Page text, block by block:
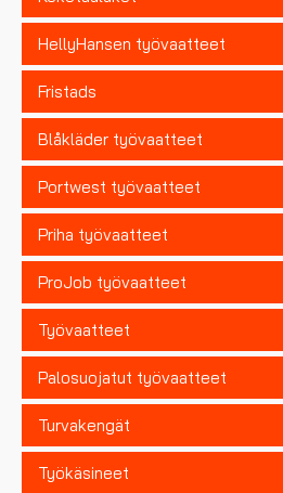
HellyHansen työvaatteet
Fristads
Blåkläder työvaatteet
Portwest työvaatteet
Priha työvaatteet
ProJob työvaatteet
Työvaatteet
Palosuojatut työvaatteet
Turvakengät
Työkäsineet